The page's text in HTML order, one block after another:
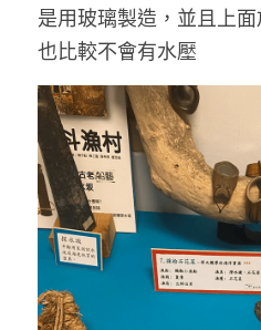
是用玻璃製造，並且上
也比較不會有水壓